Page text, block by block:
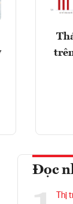
Đọc
Thị